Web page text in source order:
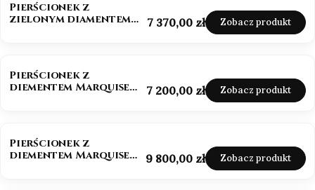
Pierścionek z
zielonym diamentem
Cena
7 370,00 zł Zobacz produkt
Pierścionek z
diementem Marquise
Cena
7 200,00 zł Zobacz produkt
Pierścionek z
diementem Marquise
Cena
9 800,00 zł Zobacz produkt